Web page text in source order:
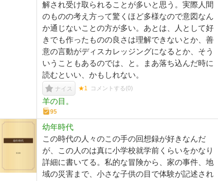
解され受け取られることが多いと思う。実際人間
のものの考え方って驚くほど多様なので意図なん
か通じないことの方が多い。あとは、人として好
きでも作ったものの良さは理解できないとか、善
意の言動がディスカレッジングになるとか、そう
いうこともあるのでは、と。まあ落ち込んだ時に
読むといい、かもしれない。
ナイス ★1 コメントする(0)
羊の目。
95
幼年時代
この時代の人々のこの手の回想録が好きなんだ
が、この人のは真に小学校就学前くらいをかなり
詳細に書いてる。私的な冒険から、家の事件、地
域の災害まで、小さな子供の目で体験が記述され